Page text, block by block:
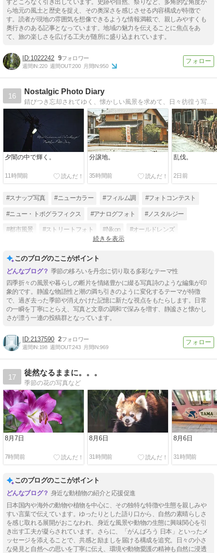
すところなく引き出しています。史跡や自然、祭りなど、多角的な角度か
ら地元の風土と歴史を捉え、その奥深さを感じさせる内容構成が特徴で
す。読者が現地の雰囲気を想像できるような情報満載で、親しみやすくも
奥行きのある記事となっています。地域の魅力を伝えることに焦点をあ
て、旅の楽しさを広げる工夫が随所に盛り込まれています。
1022242 9
週間IN:220 週間OUT:200 月間IN:950
16
Nostalgic Photo Diary
夕闇の中で輝く。
11時間前
分譲地。
35時間前
乱伐。
2日前
#スナップ写真 #ニューカラー #フィルム調 #フォトコンテスト
#ニュー・トポグラフィクス #アナログフォト #ノスタルジー
#都市風景 #ストリートフォト #Nikon #オールドレンズ
続きを表示
このブログのここがポイント
季節の移ろいを丹念に切り取る多彩なテーマ性
四季折々の風景や暮らしの断片を情緒豊かに綴る写真詩のような編集が印
象的です。静謐な物語性と潮の満ち引きのように変化するテーマが特徴
で、過ぎ去った季節や消えかけた記憶に新たな視点をもたらします。日常
の一瞬を丁寧にとらえ、写真と文章の調和で深みを増す、静謐さと懐かし
さが漂う一連の投稿群となっています。
2137590 2
週間IN:198 週間OUT:243 月間IN:969
17
徒然なるままに。。。
季節の花の写真など
8月7日
7時間前
8月6日
31時間前
8月6日
31時間前
このブログのここがポイント
身近な動植物の紹介と応援促進
日本国内や海外の動物や植物を中心に、その独特な特徴や生態を親しみや
すい言葉で伝えています。ゆったりとした語り口から、自然の素晴らしさ
を感じ取れる展開がおこなわれ、身近な風景や動物の生態に興味関心を引
き出す工夫が凝らされています。さらに、「がんばろう 日本」といったメ
ッセージを添えることで、共感と励ましを届ける構成を追究。日々の小さ
な発見と自然への思いを丁寧に伝え、環境や動物愛護の精神も自然に浸透